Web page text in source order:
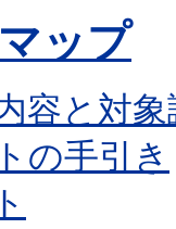
ップ
容と対
の手引き